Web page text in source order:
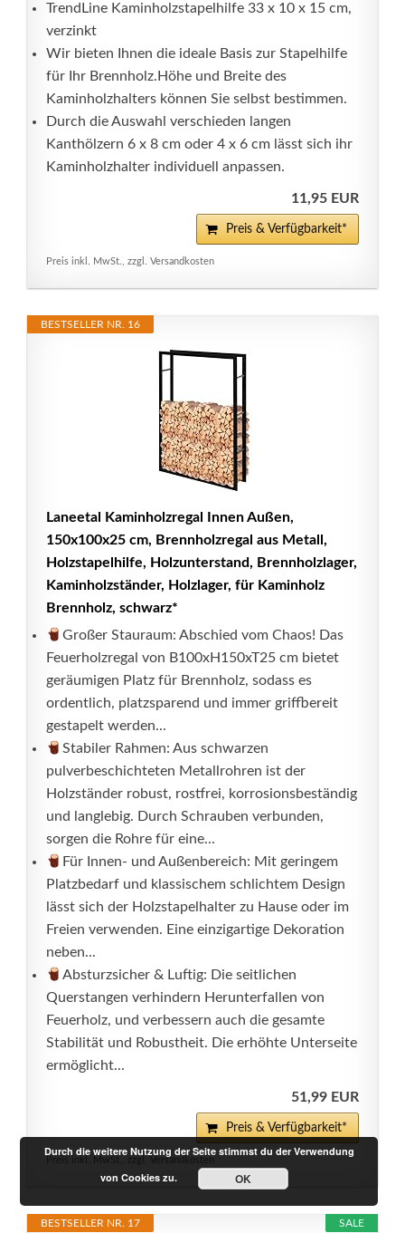
TrendLine Kaminholzstapelhilfe 33 x 10 x 15 cm,
verzinkt
Wir bieten Ihnen die ideale Basis zur Stapelhilfe
für Ihr Brennholz.Höhe und Breite des
Kaminholzhalters können Sie selbst bestimmen.
Durch die Auswahl verschieden langen
Kanthölzern 6 x 8 cm oder 4 x 6 cm lässt sich ihr
Kaminholzhalter individuell anpassen.
11,95 EUR
Preis & Verfügbarkeit*
Preis inkl. MwSt., zzgl. Versandkosten
BESTSELLER NR. 16
Laneetal Kaminholzregal Innen Außen,
150x100x25 cm, Brennholzregal aus Metall,
Holzstapelhilfe, Holzunterstand, Brennholzlager,
Kaminholzständer, Holzlager, für Kaminholz
Brennholz, schwarz*
Großer Stauraum: Abschied vom Chaos! Das
Feuerholzregal von B100xH150xT25 cm bietet
geräumigen Platz für Brennholz, sodass es
ordentlich, platzsparend und immer griffbereit
gestapelt werden...
Stabiler Rahmen: Aus schwarzen
pulverbeschichteten Metallrohren ist der
Holzständer robust, rostfrei, korrosionsbeständig
und langlebig. Durch Schrauben verbunden,
sorgen die Rohre für eine...
Für Innen- und Außenbereich: Mit geringem
Platzbedarf und klassischem schlichtem Design
lässt sich der Holzstapelhalter zu Hause oder im
Freien verwenden. Eine einzigartige Dekoration
neben...
Absturzsicher & Luftig: Die seitlichen
Querstangen verhindern Herunterfallen von
Feuerholz, und verbessern auch die gesamte
Stabilität und Robustheit. Die erhöhte Unterseite
ermöglicht...
51,99 EUR
Preis & Verfügbarkeit*
Preis inkl. MwSt., zzgl. Versandkosten
SALE
BESTSELLER NR. 17
Durch die weitere Nutzung der Seite stimmst du der Verwendung
von Cookies zu.
OK